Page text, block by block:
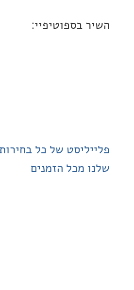
בספוטיפיי:
של כל בחירות “שיר
מכל הזמנים